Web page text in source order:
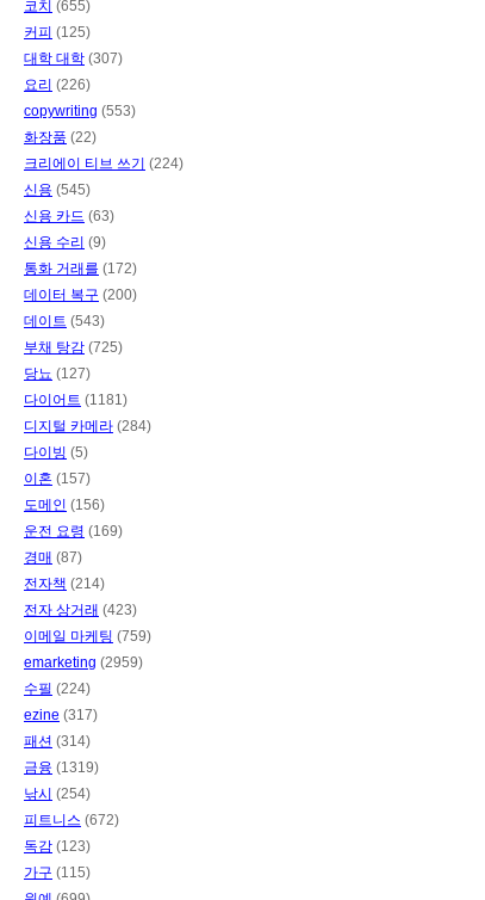
코치 (655)
커피 (125)
대학 대학 (307)
요리 (226)
copywriting (553)
화장품 (22)
크리에이 티브 쓰기 (224)
신용 (545)
신용 카드 (63)
신용 수리 (9)
통화 거래를 (172)
데이터 복구 (200)
데이트 (543)
부채 탕감 (725)
당뇨 (127)
다이어트 (1181)
디지털 카메라 (284)
다이빙 (5)
이혼 (157)
도메인 (156)
운전 요령 (169)
경매 (87)
전자책 (214)
전자 상거래 (423)
이메일 마케팅 (759)
emarketing (2959)
수필 (224)
ezine (317)
패션 (314)
금융 (1319)
낚시 (254)
피트니스 (672)
독감 (123)
가구 (115)